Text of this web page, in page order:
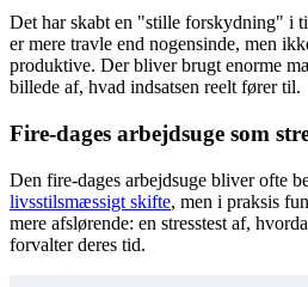
Det har skabt en "stille forskydning" i
er mere travle end nogensinde, men
produktive. Der bliver brugt enorme
billede af, hvad indsatsen reelt fører til.
Fire-dages arbejdsuge som
Den fire-dages arbejdsuge bliver ofte
livsstilsmæssigt skifte, men i praksis
mere afslørende: en stresstest af,
forvalter deres tid.